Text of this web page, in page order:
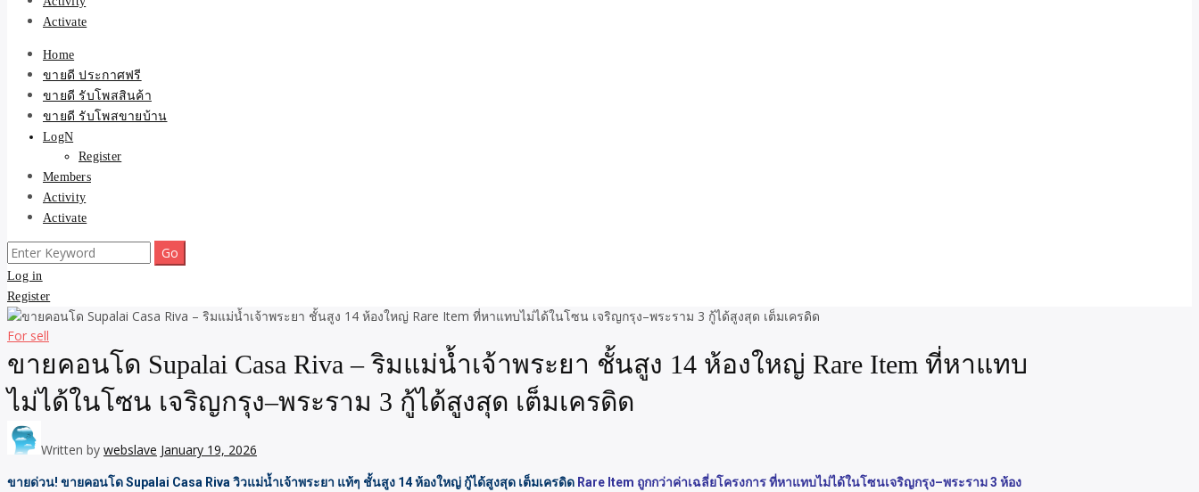
Activate
Home
ขายดี ประกาศฟรี
ขายดี รับโพสสินค้า
ขายดี รับโพสขายบ้าน
LogN
Register
Members
Activity
Activate
Search
for:
Log in
Register
For sell
ขายคอนโด Supalai Casa Riva – ริมแม่น้ำเจ้าพระยา ชั้นสูง 14 ห้องใหญ่ Rare Item ที่หาแทบ
ไม่ได้ในโซน เจริญกรุง–พระราม 3 กู้ได้สูงสุด เต็มเครดิด
Written by webslave January 19, 2026
ขายด่วน! ขายคอนโด Supalai Casa Riva วิวแม่น้ำเจ้าพระยา แท้ๆ ชั้นสูง 14 ห้องใหญ่ กู้ได้สูงสุด เต็มเครดิด Rare Item ถูกกว่าค่าเฉลี่ยโครงการ ที่หาแทบไม่ได้ในโซนเจริญกรุง–พระราม 3 ห้อง